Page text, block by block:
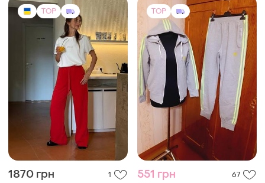
1870 грн
Штаны палаццо красного
551 грн 67
580 грн
распродажа до 09 авг.
Adidas
еврр.38н/р42-44